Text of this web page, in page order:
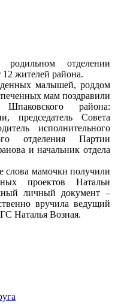
отделении
жителей района.
малышей, роддом
мам поздравили
Шпаковского района:
председатель Совета
исполнительного
отделения Партии
и начальник отдела
слова мамочки получили
проектов Натальи
личный документ –
вручила ведущий
Наталья Возная.